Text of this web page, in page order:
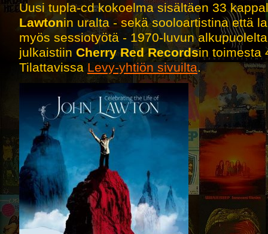
Uusi tupla-cd kokoelma sisältäen 33
Lawtonin uralta - sekä sooloartistina että
myös sessiotyötä - 1970-luvun
julkaistiin Cherry Red Recordsin toimesta
Tilattavissa Levy-yhtiön sivuilta.